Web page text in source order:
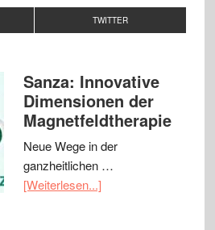
TWITTER
Sanza: Innovative
Dimensionen der
Magnetfeldtherapie
Neue Wege in der
ganzheitlichen …
[Weiterlesen...]